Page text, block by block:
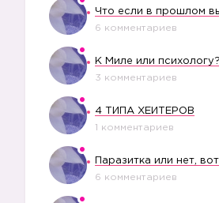
6 комментариев
К Миле или психологу?
3 комментариев
4 ТИПА ХЕЙТЕРОВ
1 комментариев
6 комментариев